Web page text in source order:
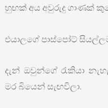
හුඟක් අය අවුරුදු ගාණක්
එයාලගේ පාස්පෝට්
දැන් ඔවුන්ගේ රැකියා
මර බියෙන් සැඟවිලා.